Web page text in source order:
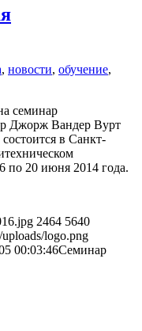
, новости, обучение,
семинар
Джорж Вандер Вурт
в Санкт-
по 20 июня 2014 года.
2464 5640
logo.png
00:03:46Семинар